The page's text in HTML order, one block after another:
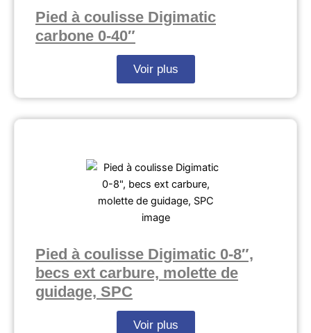
Pied à coulisse Digimatic
carbone 0-40″
Voir plus
Pied à coulisse Digimatic 0-8″,
becs ext carbure, molette de
guidage, SPC
Voir plus